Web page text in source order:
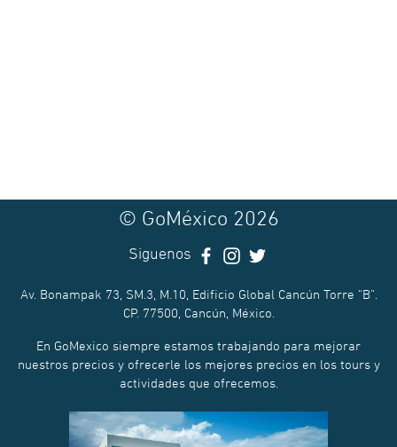
© GoMéxico 2026
Siguenos
Av. Bonampak 73, SM.3, M.10, Edificio Global Cancún Torre “B”.
CP. 77500, Cancún, México.
En GoMexico siempre estamos trabajando para mejorar
nuestros precios y ofrecerle los mejores precios en los tours y
actividades que ofrecemos.